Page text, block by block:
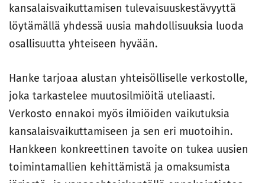
kansalaisvaikuttamisen tulevaisuuskestävyyttä
löytämällä yhdessä uusia mahdollisuuksia luoda
osallisuutta yhteiseen hyvään.
Hanke tarjoaa alustan yhteisölliselle verkostolle,
joka tarkastelee muutosilmiöitä uteliaasti.
Verkosto ennakoi myös ilmiöiden vaikutuksia
kansalaisvaikuttamiseen ja sen eri muotoihin.
Hankkeen konkreettinen tavoite on tukea uusien
toimintamallien kehittämistä ja omaksumista